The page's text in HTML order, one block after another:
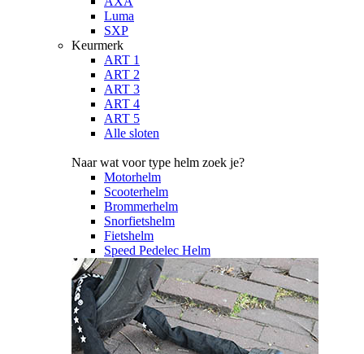
Luma
SXP
Keurmerk
ART 1
ART 2
ART 3
ART 4
ART 5
Alle sloten
Naar wat voor type helm zoek je?
Motorhelm
Scooterhelm
Brommerhelm
Snorfietshelm
Fietshelm
Speed Pedelec Helm